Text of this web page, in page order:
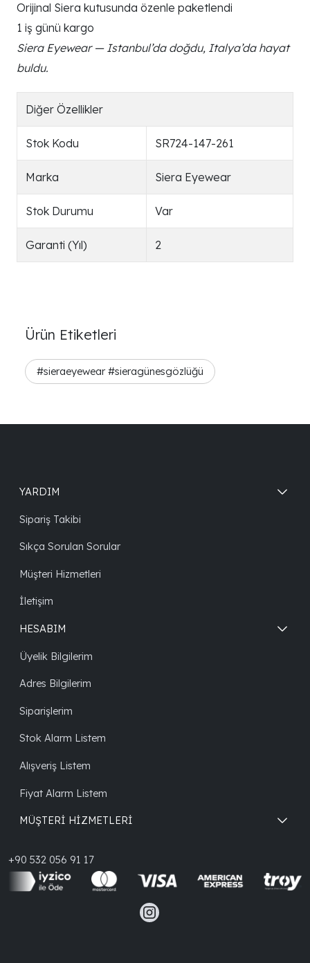
Orijinal Siera kutusunda özenle paketlendi
1 iş günü kargo
Siera Eyewear — Istanbul’da doğdu, Italya’da hayat
buldu.
Diğer Özellikler
Stok Kodu SR724-147-261
Marka Siera Eyewear
Stok Durumu Var
Garanti (Yıl) 2
Ürün Etiketleri
#sieraeyewear #sieragünesgözlüğü
YARDIM
Sipariş Takibi
Sıkça Sorulan Sorular
Müşteri Hizmetleri
İletişim
HESABIM
Üyelik Bilgilerim
Adres Bilgilerim
Siparişlerim
Stok Alarm Listem
Alışveriş Listem
Fiyat Alarm Listem
MÜŞTERİ HİZMETLERİ
+90 532 056 91 17